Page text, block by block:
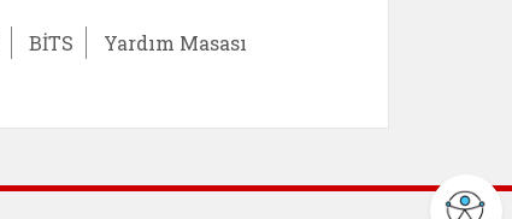
BİTS Yardım Masası